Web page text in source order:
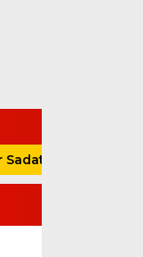
Duet Anwar